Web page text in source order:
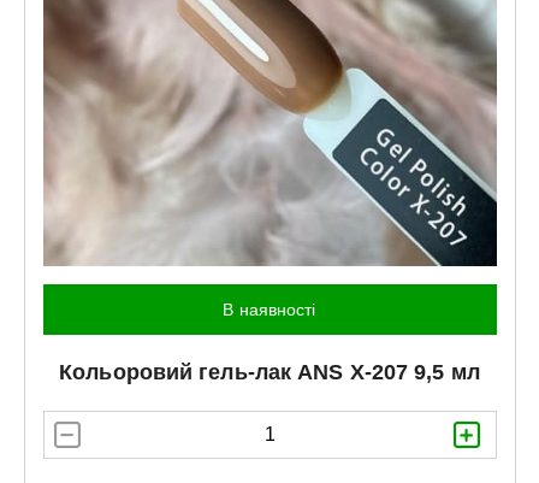
В наявності
Кольоровий гель-лакANS X-207 9,5 мл